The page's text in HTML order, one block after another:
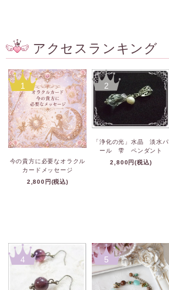
アクセスランキング
1
今の貴方に必要なオラクル
カードメッセージ
2,800円(税込)
2
「浄化の光」水晶 淡水パ
ール 雫 ペンダント
2,800円(税込)
4 5